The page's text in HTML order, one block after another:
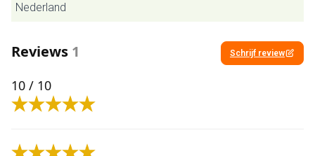
Nederland
Reviews 1 Schrijf review
10 / 10